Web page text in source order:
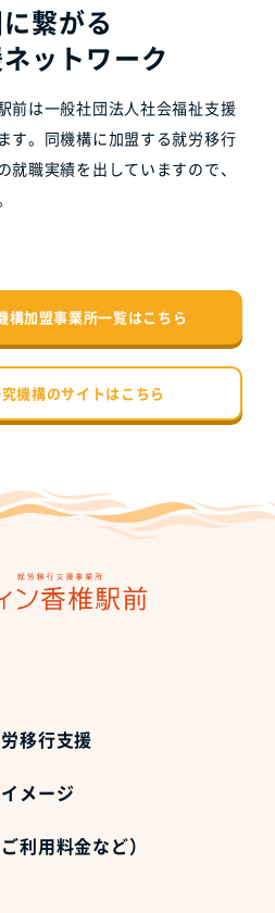
繋がる
ットワーク
前は一般社団法人社会福祉支援
す。同機構に加盟する就労移行
就職実績を出していますので、
構加盟事業所一覧はこちら
機構のサイトはこちら
移行支援
メージ
利用料金など）